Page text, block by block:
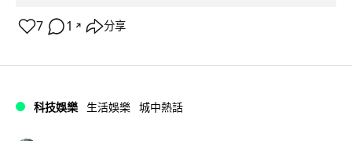
7 1 ↗ 分享
科技娛樂 生活娛樂 城中熱話